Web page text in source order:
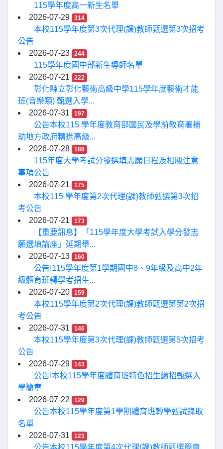
115學年度高一新生名單
2026-07-29
314
本校115學年度第3次代理(課)教師甄選第3次招考
公告
2026-07-23
244
115學年度國中部新生導師名單
2026-07-21
222
彰化縣立彰化藝術高級中學115學年度藝術才能
班(音樂類) 甄選入學...
2026-07-31
197
公告本校115 學年度教育部國民及學前教育署補
助地方政府精進高級...
2026-07-28
188
115年度大學考試分發選填志願日程及相關注意
事項公告
2026-07-21
175
本校115 學年度第2次代理(課)教師甄選第3次招
考公告
2026-07-21
173
【重要訊息】「115學年度大學考試入學分發志
願選填講座」延期舉...
2026-07-13
160
公告!115學年度第1學期國中8、9年級及高中2年
級體育班轉學考招生...
2026-07-20
159
本校115學年度第2次代理(課)教師甄選第第2次招
考公告
2026-07-31
146
本校115學年度第3次代理(課)教師甄選第5次招考
公告
2026-07-29
143
公告!本校115學年度體育班特色招生續招甄選入
學簡章
2026-07-22
129
公告本校115學年度第1學期體育班轉學甄試錄取
名單
2026-07-31
123
公告本校115學年度第4次代理(課)教師甄選簡章